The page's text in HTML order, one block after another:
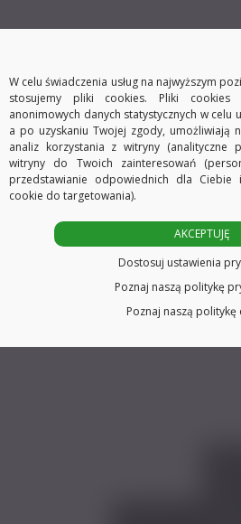
Do
W wyposażeniu
użyć zarówno
W celu świadczenia usług na najwyższym
stosujemy pliki cookies. Pliki cookies
anonimowych danych statystycznych w celu
a po uzyskaniu Twojej zgody, umożliwiają
analiz korzystania z witryny (analityczne
witryny do Twoich zainteresowań
przedstawianie odpowiednich dla
cookie do targetowania).
AKCEPTUJĘ
Dostosuj ustawienia
Poznaj naszą politykę
Poznaj naszą politykę